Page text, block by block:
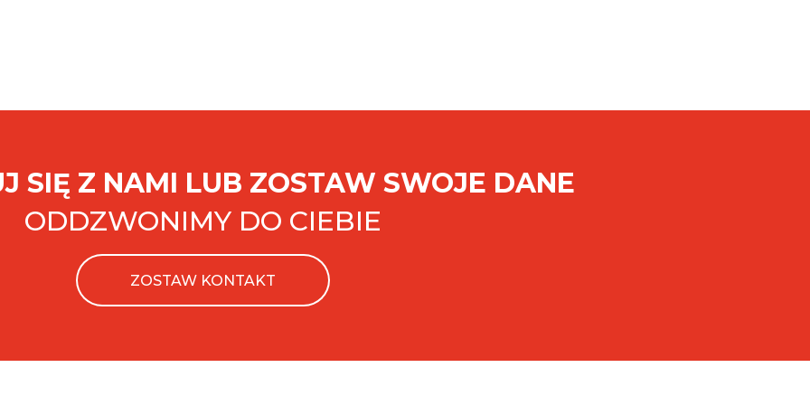
SIĘ Z NAMI LUB ZOSTAW SWOJE DANE
ODDZWONIMY DO CIEBIE
ZOSTAW KONTAKT